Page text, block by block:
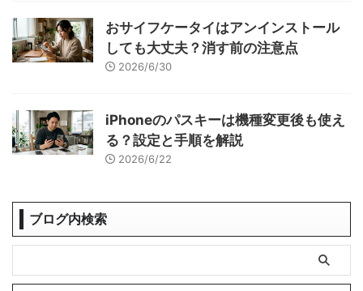
おサイフケータイはアンインストール
しても大丈夫？消す前の注意点
2026/6/30
iPhoneのパスキーは機種変更後も使え
る？設定と手順を解説
2026/6/22
ブログ内検索